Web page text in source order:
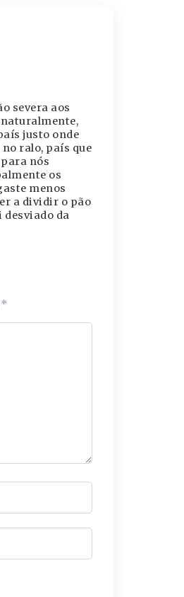
severa aos
justo onde
ralo, país que
nós
os
menos
a dividir o pão
desviado da
*